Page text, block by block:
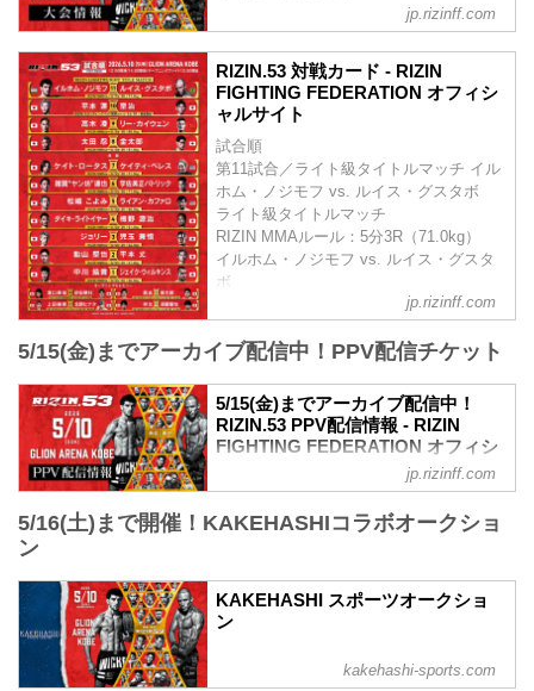
【Trailer】RIZIN.53 | イルホム・ノジモフ
vs. ルイス・グスタボ
youtu.be
開催日時
2026年5月10日（日）12:00開場／14:00開
始
※オープニングファイトは11:30開始予定
終了予定時間
20:00〜21:00頃
予定時間が前後することがありますので
会場
GLION ARENA KOBE
阪急「神戸三宮駅」：徒歩 約18分
阪神「神戸三宮駅」：徒歩 約1...
jp.rizinff.com
RIZIN.53 対戦カード - RIZIN
FIGHTING FEDERATION オフィシ
ャルサイト
試合順
第11試合／ライト級タイトルマッチ イル
ホム・ノジモフ vs. ルイス・グスタボ
ライト級タイトルマッチ
RIZIN MMAルール：5分3R（71.0kg）
イルホム・ノジモフ vs. ルイス・グスタ
ボ
3分 3R（無差別級）
平本蓮 vs. 皇治
第9試合／高木凌 vs. リー・カイウェン
RIZIN MMAルール：5分3R（66.0kg）
jp.rizinff.com
5/15(金)までアーカイブ配信中！PPV配信チケット
5/15(金)までアーカイブ配信中！
RIZIN.53 PPV配信情報 - RIZIN
FIGHTING FEDERATION オフィシ
（金）12時よりRIZIN 100 CLUB、RIZIN
売開始）
お得なPPV前売りチケットは、大会前日
の5月9日（土）23:59まで販売！
が実況・解説ありで試合を見たい方は是
jp.rizinff.com
5/16(土)まで開催！KAKEHASHIコラボオークショ
ン
KAKEHASHI スポーツオークショ
ン
kakehashi-sports.com